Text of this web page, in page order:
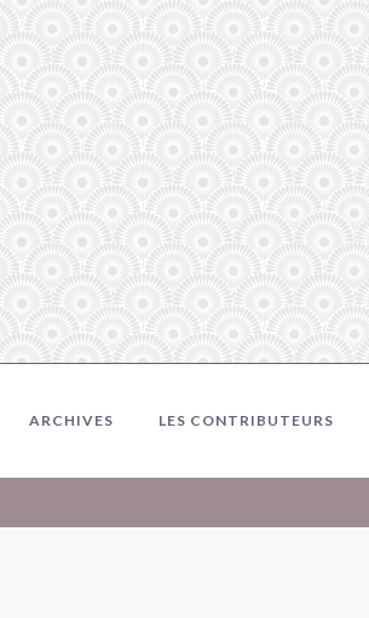
ARCHIVES LES CONTRIBUTEURS